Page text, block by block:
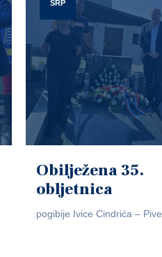
SRP
Obilježena 35.
obljetnica
pogibije Ivice Cindrića – Pive